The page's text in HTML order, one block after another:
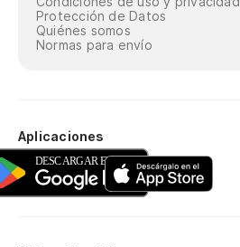
Protección de Datos
Quiénes somos
Normas para envío
Aplicaciones